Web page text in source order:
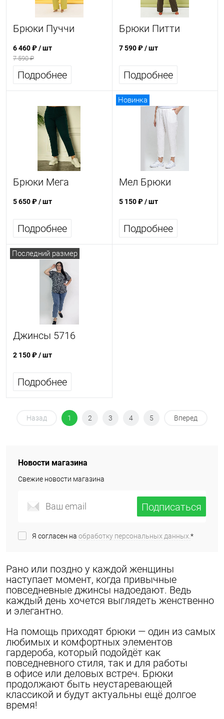
Брюки Пуччи
6 460 ₽/ шт
7 590 ₽
Подробнее
Брюки Питти
7 590 ₽/ шт
Подробнее
Брюки Мега
5 650 ₽/ шт
Подробнее
Новинка
Мел Брюки
5 150 ₽/ шт
Подробнее
Последний размер
Джинсы 5716
2 150 ₽/ шт
Подробнее
Назад 1 2 3 4 5 Вперед
Новости магазина
Свежие новости магазина
Подписаться
Я согласен на обработку персональных данных.*
Рано или поздно у каждой женщины
наступает момент, когда привычные
повседневные джинсы надоедают. Ведь
каждый день хочется выглядеть женственно
и элегантно.
На помощь приходят брюки — один из самых
любимых и комфортных элементов
гардероба, который подойдёт как
повседневного стиля, так и для работы
в офисе или деловых встреч. Брюки
продолжают быть неустаревающей
классикой и будут актуальны ещё долгое
время!